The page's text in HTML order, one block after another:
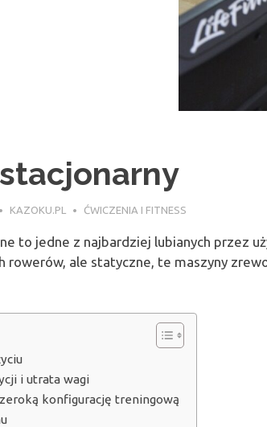
KAZOKU.PL ĆWICZENIA I FITNESS
to jedne z najbardziej lubianych przez
rowerów, ale statyczne, te maszyny
i utrata wagi
konfigurację treningową